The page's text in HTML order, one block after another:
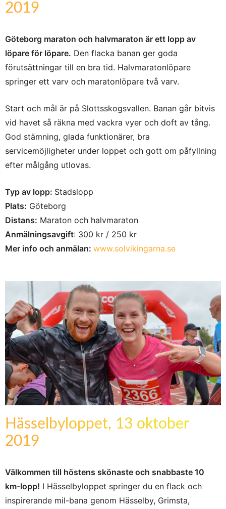
2019
Göteborg maraton och halvmaraton är ett lopp av
löpare för löpare. Den flacka banan ger goda
förutsättningar till en bra tid. Halvmaratonlöpare
springer ett varv och maratonlöpare två varv.
Start och mål är på Slottsskogsvallen. Banan går bitvis
vid havet så räkna med vackra vyer och doft av tång.
God stämning, glada funktionärer, bra
servicemöjligheter under loppet och gott om påfyllning
efter målgång utlovas.
Typ av lopp: Stadslopp
Plats: Göteborg
Distans: Maraton och halvmaraton
Anmälningsavgift: 300 kr / 250 kr
Mer info och anmälan: www.solvikingarna.se
Hässelbyloppet, 13 oktober
2019
Välkommen till höstens skönaste och snabbaste 10
km-lopp! I Hässelbyloppet springer du en flack och
inspirerande mil-bana genom Hässelby, Grimsta,